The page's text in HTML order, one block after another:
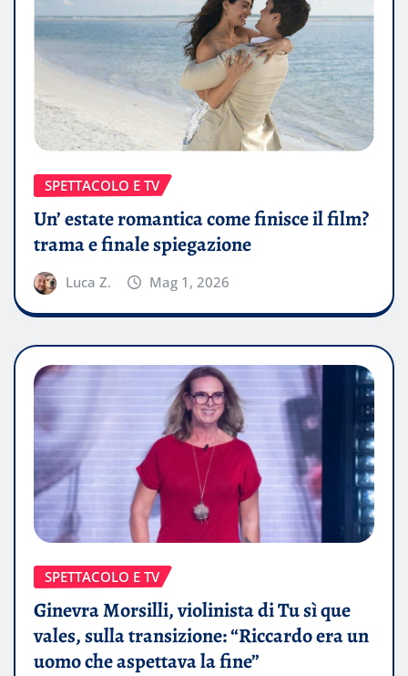
SPETTACOLO E TV
Un’ estate romantica come finisce il film?
trama e finale spiegazione
Luca Z. Mag 1, 2026
SPETTACOLO E TV
Ginevra Morsilli, violinista di Tu sì que
vales, sulla transizione: “Riccardo era un
uomo che aspettava la fine”